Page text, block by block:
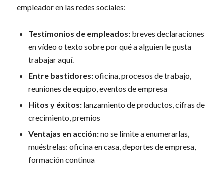
empleador en las redes sociales:
Testimonios de empleados:breves declaraciones
en vídeo o texto sobre por qué a alguien le gusta
trabajar aquí.
Entre bastidores:oficina, procesos de trabajo,
reuniones de equipo, eventos de empresa
Hitos y éxitos:lanzamiento de productos, cifras de
crecimiento, premios
Ventajas en acción:no se limite a enumerarlas,
muéstrelas: oficina en casa, deportes de empresa,
formación continua